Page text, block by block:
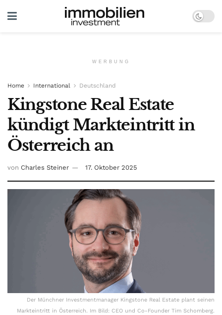
WERBUNG
Home International Deutschland
Kingstone Real Estate
kündigt Markteintritt in
Österreich an
von Charles Steiner 17. Oktober 2025
Der Münchner Investmentmanager Kingstone Real Estate plant seinen
Markteintritt in Österreich. Im Bild: CEO und Co-Founder Tim Schomberg.